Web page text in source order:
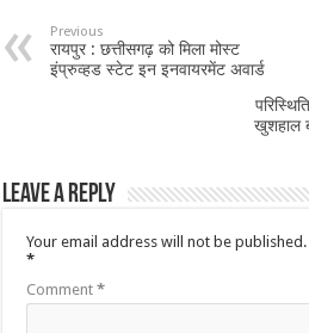
Previous
रायपुर : छत्तीसगढ़ को मिला मोस्ट
इंप्रुव्हड स्टेट इन इनवायरमेंट अवार्ड
खुशहाल
Leave a Reply
Your email address will not be published.
*
Comment*